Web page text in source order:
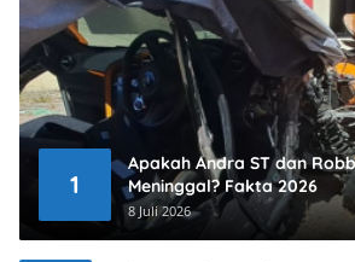
1
Apakah Andra ST dan
Meninggal? Fakta 2026
8 Juli 2026